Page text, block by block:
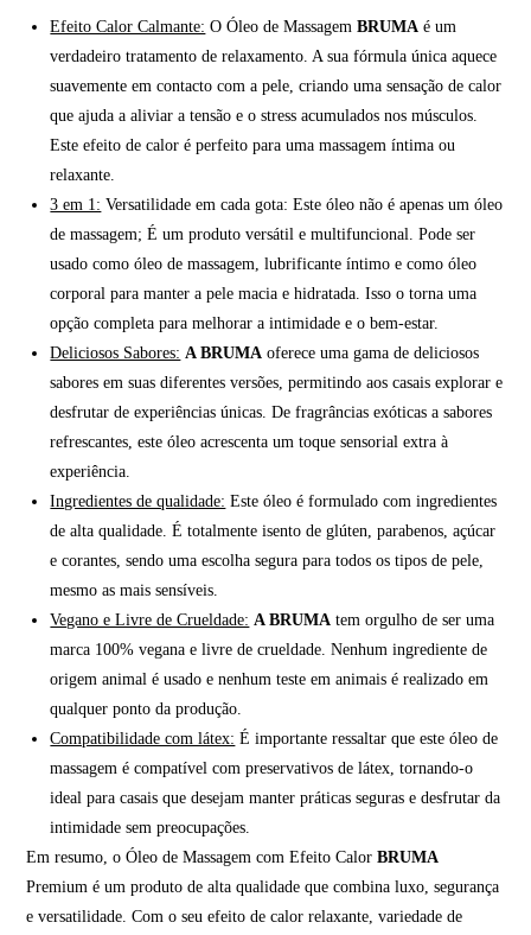
Efeito Calor Calmante: O Óleo de MassagemBRUMA é um
verdadeiro tratamento de relaxamento. A sua fórmula única aquece
suavemente em contacto com a pele, criando uma sensação de calor
que ajuda a aliviar a tensão e o stress acumulados nos músculos.
Este efeito de calor é perfeito para uma massagem íntima ou
relaxante.
3 em 1: Versatilidade em cada gota: Este óleo não é apenas um óleo
de massagem; É um produto versátil e multifuncional. Pode ser
usado como óleo de massagem, lubrificante íntimo e como óleo
corporal para manter a pele macia e hidratada. Isso o torna uma
opção completa para melhorar a intimidade e o bem-estar.
Deliciosos Sabores: A BRUMA oferece uma gama de deliciosos
sabores em suas diferentes versões, permitindo aos casais explorar e
desfrutar de experiências únicas. De fragrâncias exóticas a sabores
refrescantes, este óleo acrescenta um toque sensorial extra à
experiência.
Ingredientes de qualidade: Este óleo é formulado com ingredientes
de alta qualidade. É totalmente isento de glúten, parabenos, açúcar
e corantes, sendo uma escolha segura para todos os tipos de pele,
mesmo as mais sensíveis.
Vegano e Livre de Crueldade: A BRUMA tem orgulho de ser uma
marca 100% vegana e livre de crueldade. Nenhum ingrediente de
origem animal é usado e nenhum teste em animais é realizado em
qualquer ponto da produção.
Compatibilidade com látex: É importante ressaltar que este óleo de
massagem é compatível com preservativos de látex, tornando-o
ideal para casais que desejam manter práticas seguras e desfrutar da
intimidade sem preocupações.
Em resumo, o Óleo de Massagem com Efeito CalorBRUMA
Premium é um produto de alta qualidade que combina luxo, segurança
e versatilidade. Com o seu efeito de calor relaxante, variedade de